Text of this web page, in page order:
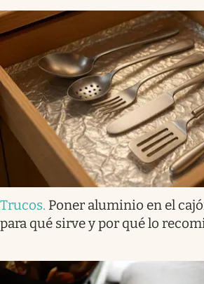
Trucos. Poner aluminio en el
para qué sirve y por qué lo